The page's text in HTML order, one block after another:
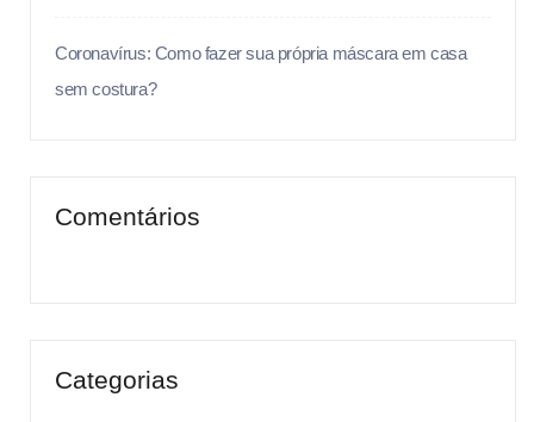
Coronavírus: Como fazer sua própria máscara em casa
sem costura?
Comentários
Categorias